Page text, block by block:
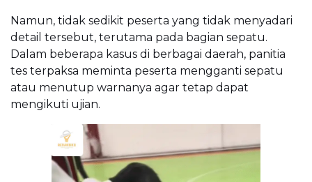
Namun, tidak sedikit peserta yang tidak menyadari
detail tersebut, terutama pada bagian sepatu.
Dalam beberapa kasus di berbagai daerah, panitia
tes terpaksa meminta peserta mengganti sepatu
atau menutup warnanya agar tetap dapat
mengikuti ujian.